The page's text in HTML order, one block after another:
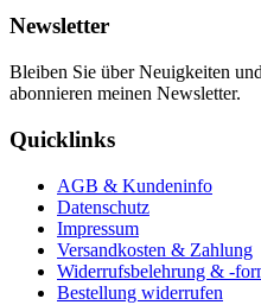
Newsletter
Bleiben Sie über Neuigkeiten
abonnieren meinen Newsletter.
Quicklinks
AGB & Kundeninfo
Datenschutz
Impressum
Versandkosten & Zahlung
Widerrufsbelehrung & -
Bestellung widerrufen